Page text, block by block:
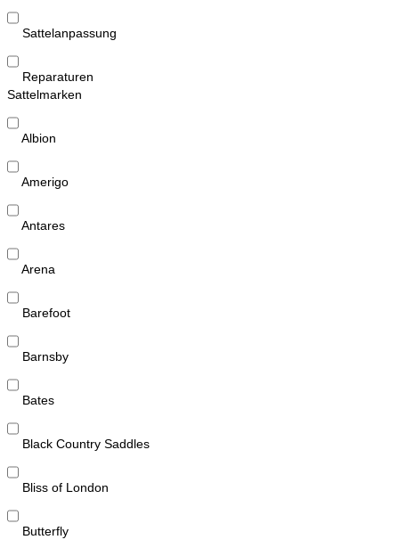
Sattelanpassung
Reparaturen
Sattelmarken
Albion
Amerigo
Antares
Arena
Barefoot
Barnsby
Bates
Black Country Saddles
Bliss of London
Butterfly